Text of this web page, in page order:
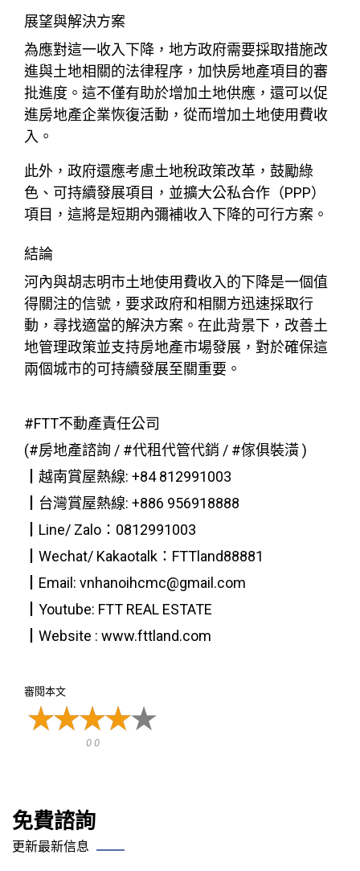
展望與解決方案
為應對這一收入下降，地方政府需要採取措施改
進與土地相關的法律程序，加快房地產項目的審
批進度。這不僅有助於增加土地供應，還可以促
進房地產企業恢復活動，從而增加土地使用費收
入。
此外，政府還應考慮土地稅政策改革，鼓勵綠
色、可持續發展項目，並擴大公私合作（PPP）
項目，這將是短期內彌補收入下降的可行方案。
結論
河內與胡志明市土地使用費收入的下降是一個值
得關注的信號，要求政府和相關方迅速採取行
動，尋找適當的解決方案。在此背景下，改善土
地管理政策並支持房地產市場發展，對於確保這
兩個城市的可持續發展至關重要。
#FTT不動產責任公司
(#房地產諮詢 / #代租代管代銷 / #傢俱裝潢 )
┃越南賞屋熱線: +84 812991003
┃台灣賞屋熱線: +886 956918888
┃Line/ Zalo：0812991003
┃Wechat/ Kakaotalk：FTTland88881
┃Email: vnhanoihcmc@gmail.com
┃Youtube: FTT REAL ESTATE
┃Website : www.fttland.com
審閱本文
0 0
免費諮詢
更新最新信息